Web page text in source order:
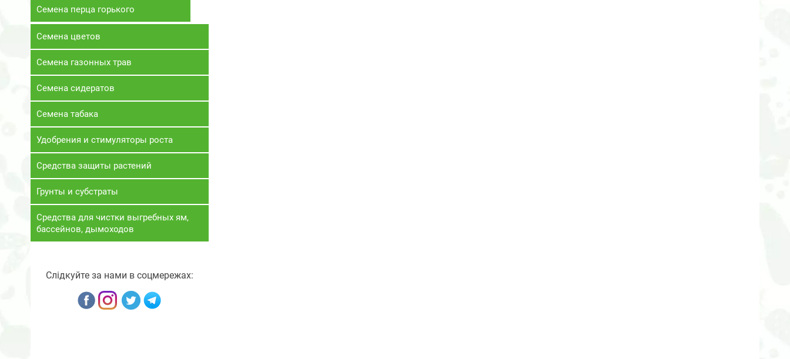
Семена перца горького
Семена цветов
Семена газонных трав
Семена сидератов
Семена табака
Удобрения и стимуляторы роста
Средства защиты растений
Грунты и субстраты
Средства для чистки выгребных ям,
бассейнов, дымоходов
Слідкуйте за нами в соцмережах: